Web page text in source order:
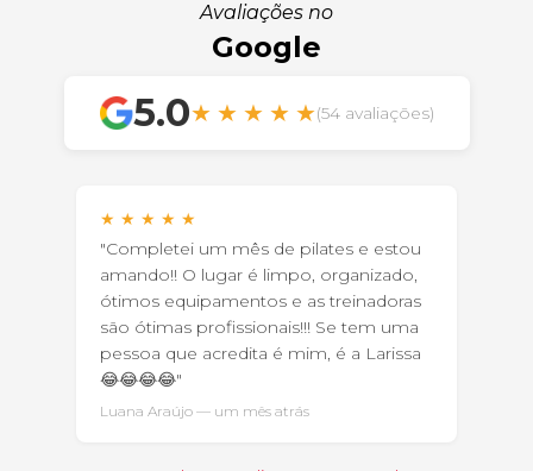
Avaliações no
Google
5.0★ ★ ★ ★ ★(54 avaliações)
★ ★ ★ ★ ★
"Completei um mês de pilates e estou
amando!! O lugar é limpo, organizado,
ótimos equipamentos e as treinadoras
são ótimas profissionais!!! Se tem uma
pessoa que acredita é mim, é a Larissa
😂😂😂😂"
Luana Araújo — um mês atrás